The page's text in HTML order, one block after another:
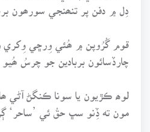
دِل ۾ دفن پر تنھنجي سورھون
قوم گُرُوپن ۾ ھُئي وِرڇي وِکري
چارڏسائون بربادين جو چرسُ ھُيو
لوھ ڪڙيون يا سونا ڪنگڻ آڻي
مون ﺗﻪ ڏِنو سڀ حقُ ئي ’ساحر‘